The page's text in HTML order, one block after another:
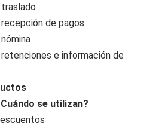
de pagos
e información de
se utilizan?